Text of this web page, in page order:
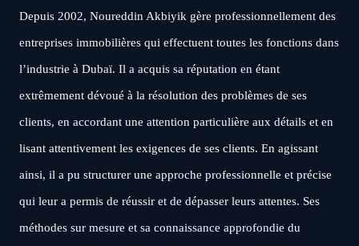
Depuis 2002, Noureddin Akbiyik gère professionnellement des
entreprises immobilières qui effectuent toutes les fonctions dans
l’industrie à Dubaï. Il a acquis sa réputation en étant
extrêmement dévoué à la résolution des problèmes de ses
clients, en accordant une attention particulière aux détails et en
lisant attentivement les exigences de ses clients. En agissant
ainsi, il a pu structurer une approche professionnelle et précise
qui leur a permis de réussir et de dépasser leurs attentes. Ses
méthodes sur mesure et sa connaissance approfondie du